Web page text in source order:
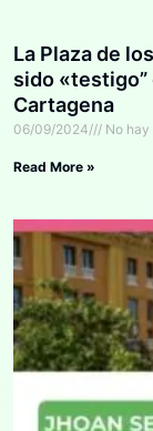
La Plaza de
sido
Cartagena
06/09/2024 No
Read More »